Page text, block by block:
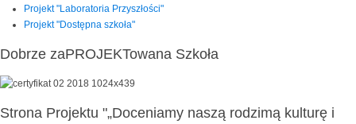
Projekt "Laboratoria Przyszłości"
Projekt "Dostępna szkoła"
Dobrze zaPROJEKTowana Szkoła
Strona Projektu "„Doceniamy naszą rodzimą kulturę i